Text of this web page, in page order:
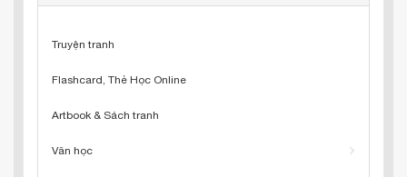
Truyện tranh
Flashcard, Thẻ Học Online
Artbook & Sách tranh
Văn học